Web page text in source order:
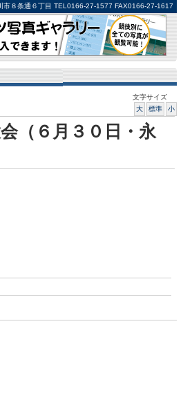
市８条通６丁目 TEL0166-27-1577 FAX0166-27-1617
文字サイズ
大
標準 小
（６月３０日・永